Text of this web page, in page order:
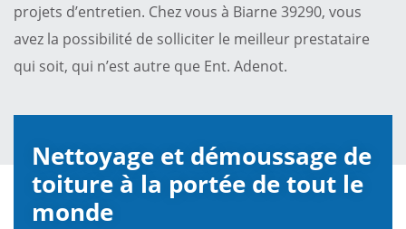
projets d’entretien. Chez vous à Biarne 39290, vous
avez la possibilité de solliciter le meilleur prestataire
qui soit, qui n’est autre que Ent. Adenot.
Nettoyage et démoussage de
toiture à la portée de tout le
monde